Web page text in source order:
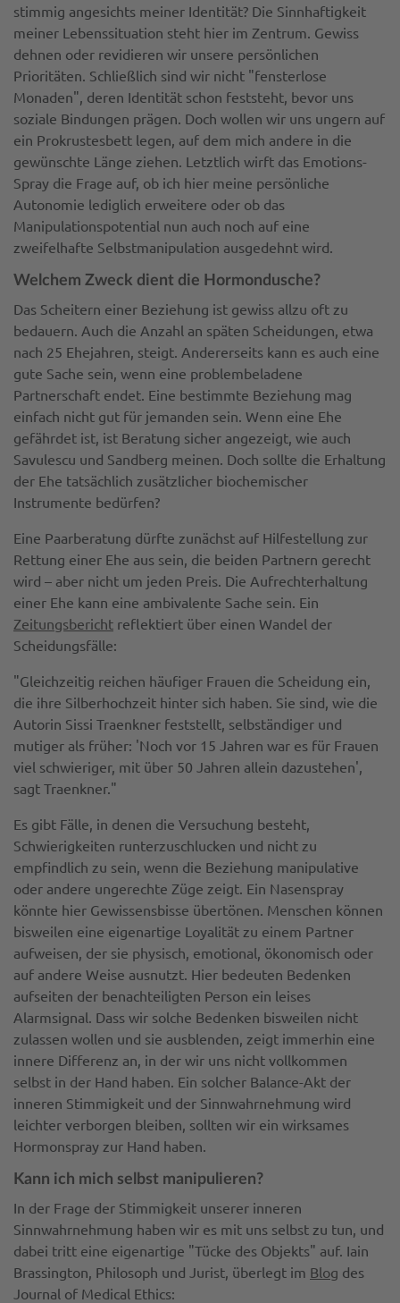
stimmig angesichts meiner Identität? Die Sinnhaftigkeit
meiner Lebenssituation steht hier im Zentrum. Gewiss
dehnen oder revidieren wir unsere persönlichen
Prioritäten. Schließlich sind wir nicht "fensterlose
Monaden", deren Identität schon feststeht, bevor uns
soziale Bindungen prägen. Doch wollen wir uns ungern auf
ein Prokrustesbett legen, auf dem mich andere in die
gewünschte Länge ziehen. Letztlich wirft das Emotions-
Spray die Frage auf, ob ich hier meine persönliche
Autonomie lediglich erweitere oder ob das
Manipulationspotential nun auch noch auf eine
zweifelhafte Selbstmanipulation ausgedehnt wird.
Welchem Zweck dient die Hormondusche?
Das Scheitern einer Beziehung ist gewiss allzu oft zu
bedauern. Auch die Anzahl an späten Scheidungen, etwa
nach 25 Ehejahren, steigt. Andererseits kann es auch eine
gute Sache sein, wenn eine problembeladene
Partnerschaft endet. Eine bestimmte Beziehung mag
einfach nicht gut für jemanden sein. Wenn eine Ehe
gefährdet ist, ist Beratung sicher angezeigt, wie auch
Savulescu und Sandberg meinen. Doch sollte die Erhaltung
der Ehe tatsächlich zusätzlicher biochemischer
Instrumente bedürfen?
Eine Paarberatung dürfte zunächst auf Hilfestellung zur
Rettung einer Ehe aus sein, die beiden Partnern gerecht
wird – aber nicht um jeden Preis. Die Aufrechterhaltung
einer Ehe kann eine ambivalente Sache sein. Ein
Zeitungsbericht reflektiert über einen Wandel der
Scheidungsfälle:
"Gleichzeitig reichen häufiger Frauen die Scheidung ein,
die ihre Silberhochzeit hinter sich haben. Sie sind, wie die
Autorin Sissi Traenkner feststellt, selbständiger und
mutiger als früher: 'Noch vor 15 Jahren war es für Frauen
viel schwieriger, mit über 50 Jahren allein dazustehen',
sagt Traenkner."
Es gibt Fälle, in denen die Versuchung besteht,
Schwierigkeiten runterzuschlucken und nicht zu
empfindlich zu sein, wenn die Beziehung manipulative
oder andere ungerechte Züge zeigt. Ein Nasenspray
könnte hier Gewissensbisse übertönen. Menschen können
bisweilen eine eigenartige Loyalität zu einem Partner
aufweisen, der sie physisch, emotional, ökonomisch oder
auf andere Weise ausnutzt. Hier bedeuten Bedenken
aufseiten der benachteiligten Person ein leises
Alarmsignal. Dass wir solche Bedenken bisweilen nicht
zulassen wollen und sie ausblenden, zeigt immerhin eine
innere Differenz an, in der wir uns nicht vollkommen
selbst in der Hand haben. Ein solcher Balance-Akt der
inneren Stimmigkeit und der Sinnwahrnehmung wird
leichter verborgen bleiben, sollten wir ein wirksames
Hormonspray zur Hand haben.
Kann ich mich selbst manipulieren?
In der Frage der Stimmigkeit unserer inneren
Sinnwahrnehmung haben wir es mit uns selbst zu tun, und
dabei tritt eine eigenartige "Tücke des Objekts" auf. Iain
Brassington, Philosoph und Jurist, überlegt im Blog des
Journal of Medical Ethics: